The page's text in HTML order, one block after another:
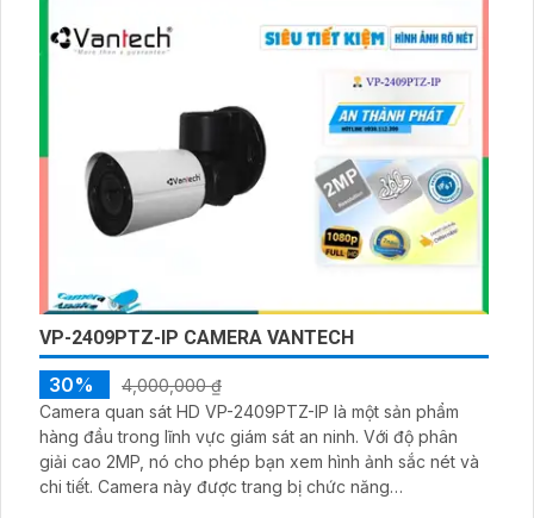
VP-2409PTZ-IP CAMERA VANTECH
30%
4,000,000 ₫
Camera quan sát HD VP-2409PTZ-IP là một sản phẩm
hàng đầu trong lĩnh vực giám sát an ninh. Với độ phân
giải cao 2MP, nó cho phép bạn xem hình ảnh sắc nét và
chi tiết. Camera này được trang bị chức năng